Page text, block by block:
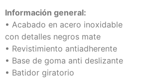
Información general:
• Acabado en acero inoxidable
con detalles negros mate
• Revistimiento antiadherente
• Base de goma anti deslizante
• Batidor giratorio